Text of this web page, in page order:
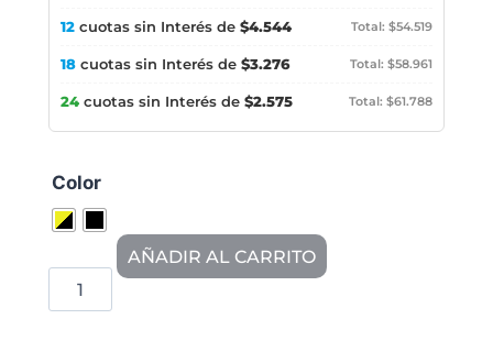
12 cuotas sin Interés de $4.544 Total: $54.519
18 cuotas sin Interés de $3.276 Total: $58.961
24 cuotas sin Interés de $2.575 Total: $61.788
Color
AÑADIR AL CARRITO